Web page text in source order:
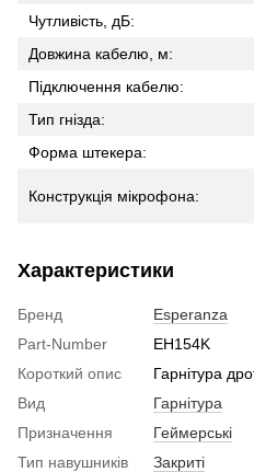
Чутливість, дБ:
Довжина кабелю, м:
Підключення кабелю:
Тип гнізда:
Форма штекера:
Конструкція мікрофона:
Характеристики
Бренд
Esperanza
Part-Number
EH154K
Короткий опис
Гарнітура
Вид
Гарнітура
Призначення
Геймерські
Тип навушників
Закриті